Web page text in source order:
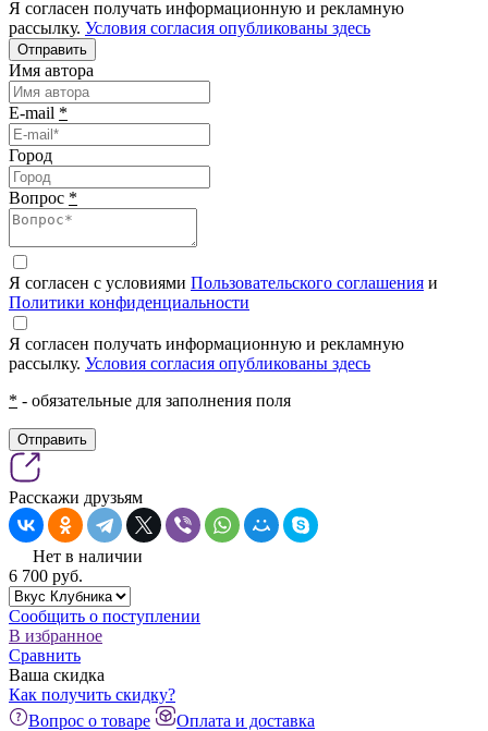
Я согласен получать информационную и рекламную
рассылку. Условия согласия опубликованы здесь
Отправить
Имя автора
E-mail *
Город
Вопрос *
Я согласен с условиями Пользовательского соглашения и
Политики конфиденциальности
Я согласен получать информационную и рекламную
рассылку. Условия согласия опубликованы здесь
* - обязательные для заполнения поля
Отправить
Расскажи друзьям
Нет в наличии
6 700 pуб.
Сообщить о поступлении
В избранное
Сравнить
Ваша скидка
Как получить скидку?
Вопрос о товаре
Оплата и доставка